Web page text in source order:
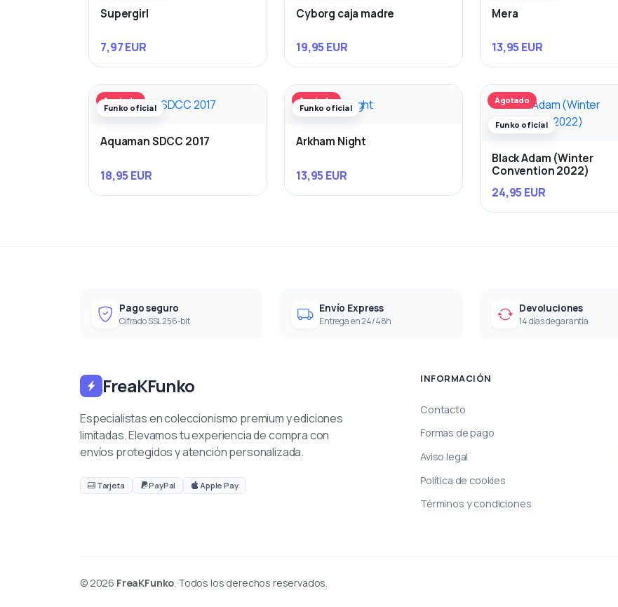
Supergirl
7,97 EUR
Cyborg caja madre
19,95 EUR
Mera
13,95 EUR
Agotado
Funko oficial
Aquaman SDCC 2017
18,95 EUR
Agotado
Funko oficial
Arkham Night
13,95 EUR
Agotado
Funko oficial
Black Adam (Winter
Convention 2022)
24,95 EUR
Pago seguro
Cifrado SSL 256-bit
Envío Express
Entrega en 24/48h
Devoluciones
14 días de garantía
FreaKFunko
Especialistas en coleccionismo premium y ediciones
limitadas. Elevamos tu experiencia de compra con
envíos protegidos y atención personalizada.
Tarjeta PayPal Apple Pay
INFORMACIÓN
Contacto
Formas de pago
Aviso legal
Política de cookies
Términos y condiciones
© 2026 FreaKFunko . Todos los derechos reservados.